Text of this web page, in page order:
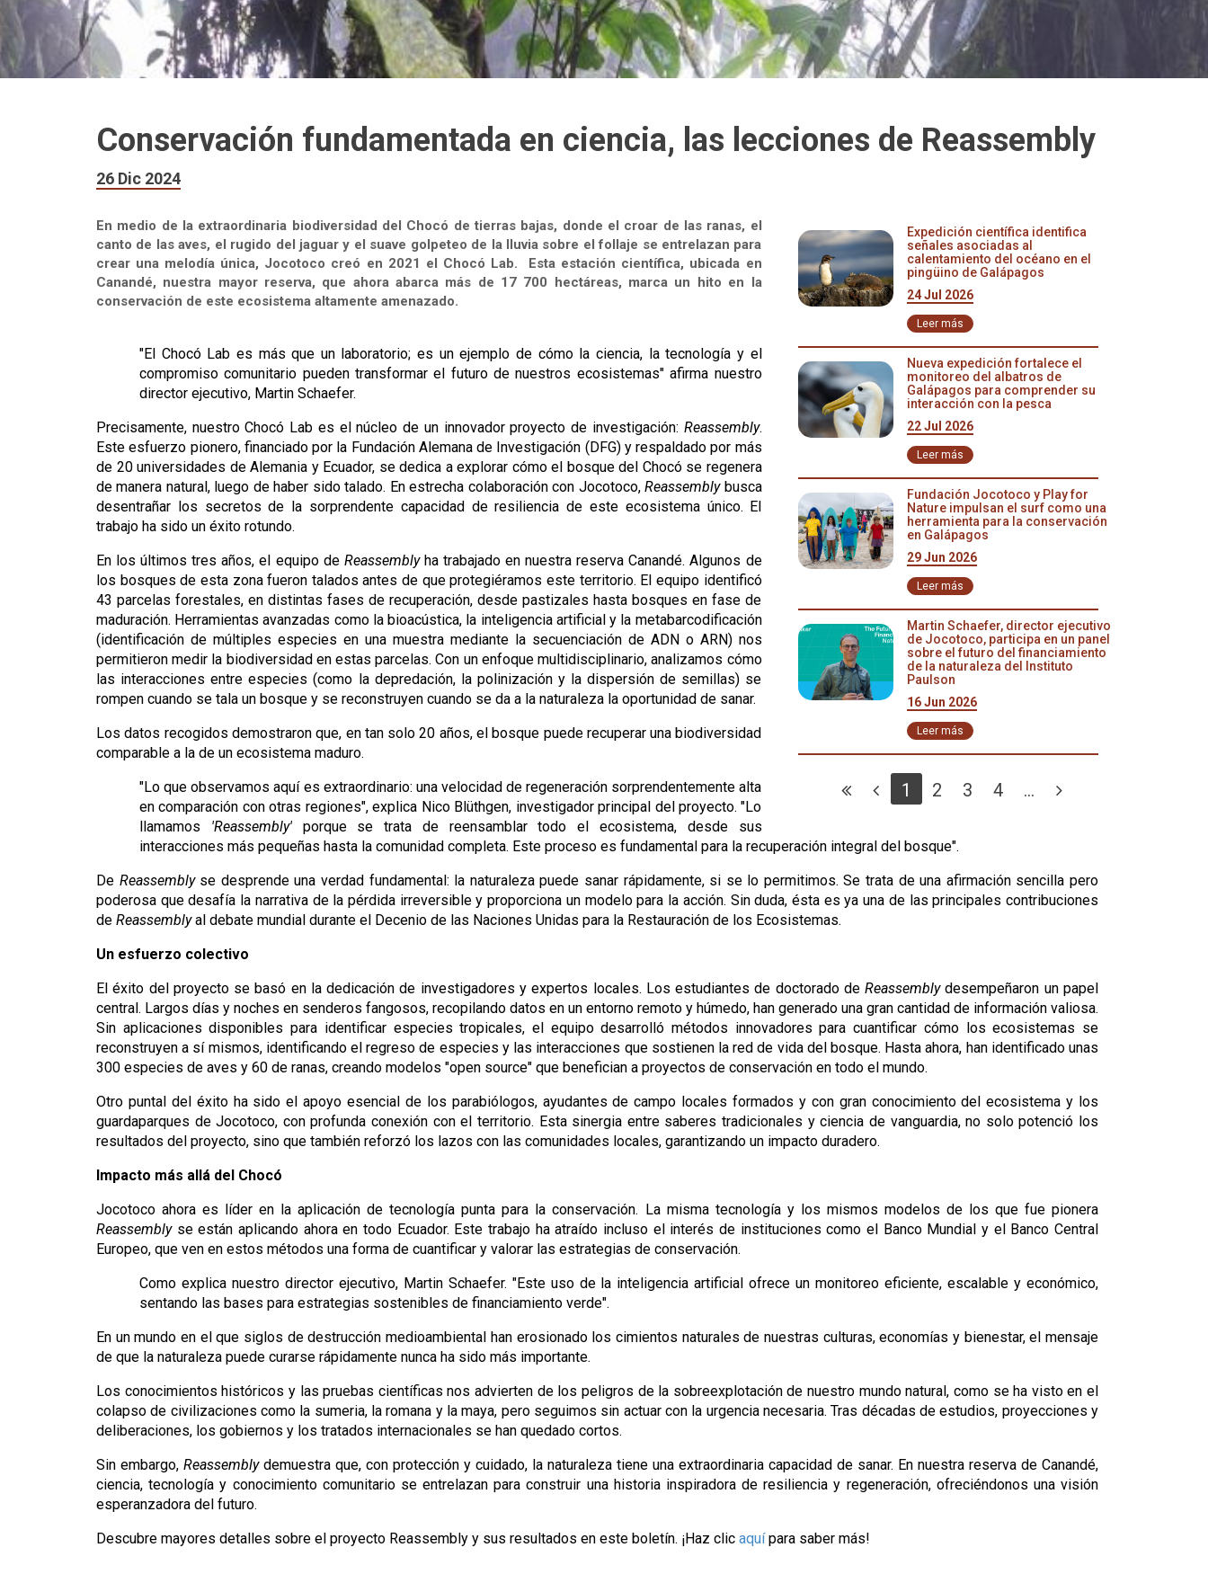
Conservación fundamentada en ciencia, las lecciones de Reassembly
26 Dic 2024
Expedición científica identifica
señales asociadas al
calentamiento del océano en el
pingüino de Galápagos
24 Jul 2026
Leer más
Nueva expedición fortalece el
monitoreo del albatros de
Galápagos para comprender su
interacción con la pesca
22 Jul 2026
Leer más
Fundación Jocotoco y Play for
Nature impulsan el surf como una
herramienta para la conservación
en Galápagos
29 Jun 2026
Leer más
Martin Schaefer, director ejecutivo
de Jocotoco, participa en un panel
sobre el futuro del financiamiento
de la naturaleza del Instituto
Paulson
16 Jun 2026
Leer más
1 2 3 4 ...
En medio de la extraordinaria biodiversidad del Chocó de tierras bajas, donde el croar de las ranas, el
canto de las aves, el rugido del jaguar y el suave golpeteo de la lluvia sobre el follaje se entrelazan para
crear una melodía única, Jocotoco creó en 2021 el Chocó Lab. Esta estación científica, ubicada en
Canandé, nuestra mayor reserva, que ahora abarca más de 17 700 hectáreas, marca un hito en la
conservación de este ecosistema altamente amenazado.
"El Chocó Lab es más que un laboratorio; es un ejemplo de cómo la ciencia, la tecnología y el
compromiso comunitario pueden transformar el futuro de nuestros ecosistemas" afirma nuestro
director ejecutivo, Martin Schaefer.
Precisamente, nuestro Chocó Lab es el núcleo de un innovador proyecto de investigación: Reassembly.
Este esfuerzo pionero, financiado por la Fundación Alemana de Investigación (DFG) y respaldado por más
de 20 universidades de Alemania y Ecuador, se dedica a explorar cómo el bosque del Chocó se regenera
de manera natural, luego de haber sido talado. En estrecha colaboración con Jocotoco, Reassembly busca
desentrañar los secretos de la sorprendente capacidad de resiliencia de este ecosistema único. El
trabajo ha sido un éxito rotundo.
En los últimos tres años, el equipo de Reassembly ha trabajado en nuestra reserva Canandé. Algunos de
los bosques de esta zona fueron talados antes de que protegiéramos este territorio. El equipo identificó
43 parcelas forestales, en distintas fases de recuperación, desde pastizales hasta bosques en fase de
maduración. Herramientas avanzadas como la bioacústica, la inteligencia artificial y la metabarcodificación
(identificación de múltiples especies en una muestra mediante la secuenciación de ADN o ARN) nos
permitieron medir la biodiversidad en estas parcelas. Con un enfoque multidisciplinario, analizamos cómo
las interacciones entre especies (como la depredación, la polinización y la dispersión de semillas) se
rompen cuando se tala un bosque y se reconstruyen cuando se da a la naturaleza la oportunidad de sanar.
Los datos recogidos demostraron que, en tan solo 20 años, el bosque puede recuperar una biodiversidad
comparable a la de un ecosistema maduro.
"Lo que observamos aquí es extraordinario: una velocidad de regeneración sorprendentemente alta
en comparación con otras regiones", explica Nico Blüthgen, investigador principal del proyecto. "Lo
llamamos 'Reassembly' porque se trata de reensamblar todo el ecosistema, desde sus
interacciones más pequeñas hasta la comunidad completa. Este proceso es fundamental para la recuperación integral del bosque".
De Reassembly se desprende una verdad fundamental: la naturaleza puede sanar rápidamente, si se lo permitimos. Se trata de una afirmación sencilla pero
poderosa que desafía la narrativa de la pérdida irreversible y proporciona un modelo para la acción. Sin duda, ésta es ya una de las principales contribuciones
de Reassembly al debate mundial durante el Decenio de las Naciones Unidas para la Restauración de los Ecosistemas.
Un esfuerzo colectivo
El éxito del proyecto se basó en la dedicación de investigadores y expertos locales. Los estudiantes de doctorado de Reassembly desempeñaron un papel
central. Largos días y noches en senderos fangosos, recopilando datos en un entorno remoto y húmedo, han generado una gran cantidad de información valiosa.
Sin aplicaciones disponibles para identificar especies tropicales, el equipo desarrolló métodos innovadores para cuantificar cómo los ecosistemas se
reconstruyen a sí mismos, identificando el regreso de especies y las interacciones que sostienen la red de vida del bosque. Hasta ahora, han identificado unas
300 especies de aves y 60 de ranas, creando modelos "open source" que benefician a proyectos de conservación en todo el mundo.
Otro puntal del éxito ha sido el apoyo esencial de los parabiólogos, ayudantes de campo locales formados y con gran conocimiento del ecosistema y los
guardaparques de Jocotoco, con profunda conexión con el territorio. Esta sinergia entre saberes tradicionales y ciencia de vanguardia, no solo potenció los
resultados del proyecto, sino que también reforzó los lazos con las comunidades locales, garantizando un impacto duradero.
Impacto más allá del Chocó
Reassembly se están aplicando ahora en todo Ecuador. Este trabajo ha atraído incluso el interés de instituciones como el Banco Mundial y el Banco Central
Europeo, que ven en estos métodos una forma de cuantificar y valorar las estrategias de conservación.
Como explica nuestro director ejecutivo, Martin Schaefer. "Este uso de la inteligencia artificial ofrece un monitoreo eficiente, escalable y económico,
sentando las bases para estrategias sostenibles de financiamiento verde".
En un mundo en el que siglos de destrucción medioambiental han erosionado los cimientos naturales de nuestras culturas, economías y bienestar, el mensaje
de que la naturaleza puede curarse rápidamente nunca ha sido más importante.
Los conocimientos históricos y las pruebas científicas nos advierten de los peligros de la sobreexplotación de nuestro mundo natural, como se ha visto en el
colapso de civilizaciones como la sumeria, la romana y la maya, pero seguimos sin actuar con la urgencia necesaria. Tras décadas de estudios, proyecciones y
deliberaciones, los gobiernos y los tratados internacionales se han quedado cortos.
Sin embargo, Reassembly demuestra que, con protección y cuidado, la naturaleza tiene una extraordinaria capacidad de sanar. En nuestra reserva de Canandé,
ciencia, tecnología y conocimiento comunitario se entrelazan para construir una historia inspiradora de resiliencia y regeneración, ofreciéndonos una visión
esperanzadora del futuro.
Descubre mayores detalles sobre el proyecto Reassembly y sus resultados en este boletín. ¡Haz clic aquí para saber más!